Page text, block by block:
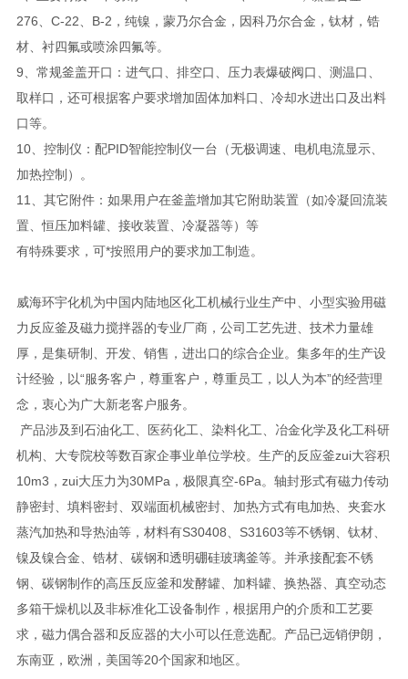
276、C-22、B-2，纯镍，蒙乃尔合金，因科乃尔合金，钛材，锆
材、衬四氟或喷涂四氟等。
9、常规釜盖开口：进气口、排空口、压力表爆破阀口、测温口、
取样口，还可根据客户要求增加固体加料口、冷却水进出口及出料
口等。
10、控制仪：配PID智能控制仪一台（无极调速、电机电流显示、
加热控制）。
11、其它附件：如果用户在釜盖增加其它附助装置（如冷凝回流装
置、恒压加料罐、接收装置、冷凝器等）等
有特殊要求，可*按照用户的要求加工制造。
威海环宇化机为中国内陆地区化工机械行业生产中、小型实验用磁
力反应釜及磁力搅拌器的专业厂商，公司工艺先进、技术力量雄
厚，是集研制、开发、销售，进出口的综合企业。集多年的生产设
计经验，以“服务客户，尊重客户，尊重员工，以人为本”的经营理
念，衷心为广大新老客户服务。
产品涉及到石油化工、医药化工、染料化工、冶金化学及化工科研
机构、大专院校等数百家企事业单位学校。生产的反应釜zui大容积
10m3，zui大压力为30MPa，极限真空-6Pa。轴封形式有磁力传动
静密封、填料密封、双端面机械密封、加热方式有电加热、夹套水
蒸汽加热和导热油等，材料有S30408、S31603等不锈钢、钛材、
镍及镍合金、锆材、碳钢和透明硼硅玻璃釜等。并承接配套不锈
钢、碳钢制作的高压反应釜和发酵罐、加料罐、换热器、真空动态
多箱干燥机以及非标准化工设备制作，根据用户的介质和工艺要
求，磁力偶合器和反应器的大小可以任意选配。产品已远销伊朗，
东南亚，欧洲，美国等20个国家和地区。